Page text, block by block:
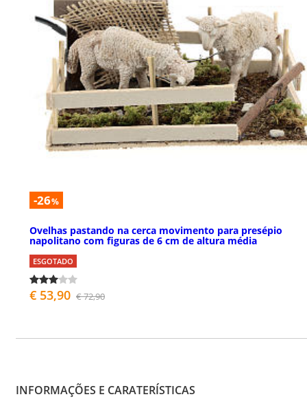
-26%
Ovelhas pastando na cerca movimento para presépio
napolitano com figuras de 6 cm de altura média
ESGOTADO
€ 53,90 € 72,90
INFORMAÇÕES E CARATERÍSTICAS